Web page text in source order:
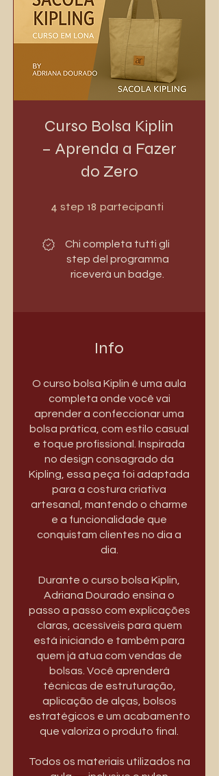
Curso Bolsa Kiplin
– Aprenda a Fazer
do Zero
4 step 4 step
18 partecipanti
Chi completa tutti gli
step del programma
riceverà un badge.
Info
O curso bolsa Kiplin é uma aula
completa onde você vai
aprender a confeccionar uma
bolsa prática, com estilo casual
e toque profissional. Inspirada
no design consagrado da
Kipling, essa peça foi adaptada
para a costura criativa
artesanal, mantendo o charme
e a funcionalidade que
conquistam clientes no dia a
dia.
Durante o curso bolsa Kiplin,
Adriana Dourado ensina o
passo a passo com explicações
claras, acessíveis para quem
está iniciando e também para
quem já atua com vendas de
bolsas. Você aprenderá
técnicas de estruturação,
aplicação de alças, bolsos
estratégicos e um acabamento
que valoriza o produto final.
Todos os materiais utilizados na